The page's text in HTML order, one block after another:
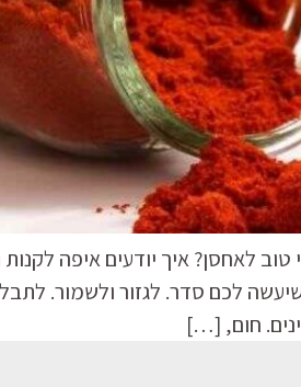
לאחסן? איך יודעים איפה
לכם סדר. לגזור ולשמור.
חום, […]